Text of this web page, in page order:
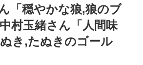
「穏やかな狼,狼のブ
村玉緒さん「人間味
き,たぬきのゴール